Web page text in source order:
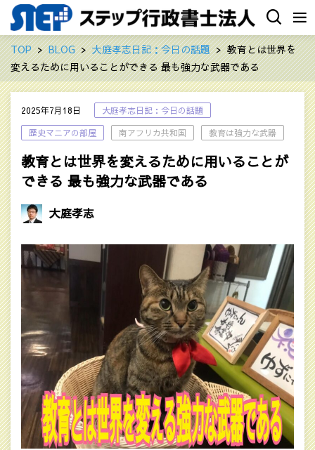
TOP BLOG 大庭孝志日記：今日の話題
教育とは世界を
変えるために用いることができる 最も強力な武器である
2025年7月18日
大庭孝志日記：今日の話題
歴史マニアの部屋
南アフリカ共和国 教育は強力な武器
教育とは世界を変えるために用いることが
できる 最も強力な武器である
大庭孝志